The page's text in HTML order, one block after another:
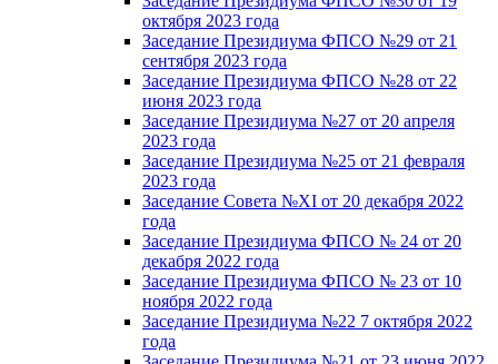
октября 2023 года
Заседание Президиума ФПСО №29 от 21
сентября 2023 года
Заседание Президиума ФПСО №28 от 22
июня 2023 года
Заседание Президиума №27 от 20 апреля
2023 года
Заседание Президиума №25 от 21 февраля
2023 года
Заседание Совета №XI от 20 декабря 2022
года
Заседание Президиума ФПСО № 24 от 20
декабря 2022 года
Заседание Президиума ФПСО № 23 от 10
ноября 2022 года
Заседание Президиума №22 7 октября 2022
года